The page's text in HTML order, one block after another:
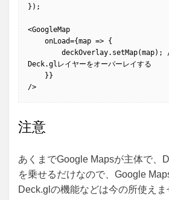
});
<GoogleMap
Deck.glレイヤーをオーバーレイする
/>
注意
あくまでGoogle Mapsが主体で、
を乗せるだけなので、Google
Deck.glの機能などは今の所使えま